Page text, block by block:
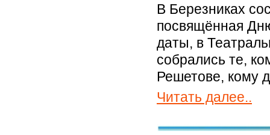
В Березниках
посвящённая
даты, в
собрались те,
Решетове, кому
Читать далее..